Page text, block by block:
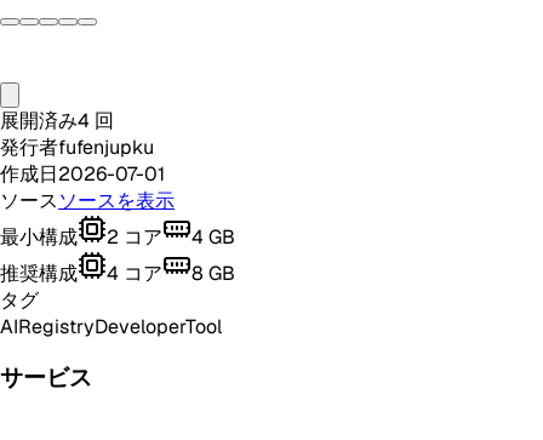
展開済み4 回
発行者fufenjupku
作成日2026-07-01
ソースソースを表示
最小構成
2 コア 4 GB
推奨構成
4 コア 8 GB
タグ
AIRegistryDeveloperTool
サービス